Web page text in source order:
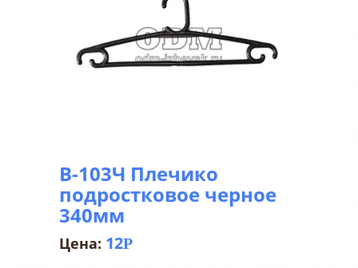
В-103Ч Плечико
подростковое черное
340мм
12Р